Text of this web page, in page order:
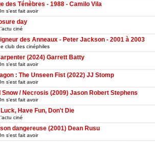
des Ténèbres - 1988 - Camilo Vila
s'est fait avoir
day
ciné
des Anneaux - Peter Jackson - 2001 à 2003
club des cinéphiles
(2024) Garrett Batty
s'est fait avoir
: The Unseen Fist (2022) JJ Stomp
s'est fait avoir
Snow / Necrosis (2009) Jason Robert Stephens
s'est fait avoir
Have Fun, Don't Die
ciné
dangereuse (2001) Dean Rusu
s'est fait avoir